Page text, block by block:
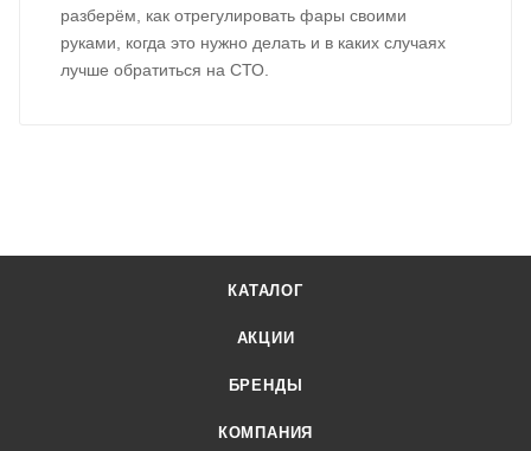
разберём, как отрегулировать фары своими
руками, когда это нужно делать и в каких случаях
лучше обратиться на СТО.
КАТАЛОГ
АКЦИИ
БРЕНДЫ
КОМПАНИЯ